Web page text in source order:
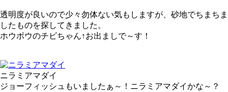
透明度が良いので少々勿体ない気もしますが、砂地でちまちま
したものを探してきました。
ホウボウのチビちゃん↑お出ましで～す ！
ニラミアマダイ
ジョーフィッシュもいましたぁ～！ニラミアマダイかな～？